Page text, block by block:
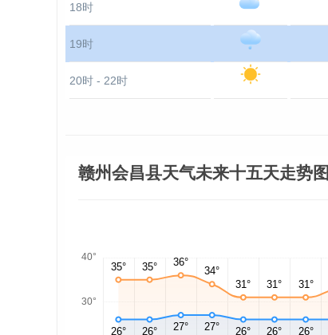
18时
19时
20时 - 22时
赣州会昌县天气未来十五天走势图